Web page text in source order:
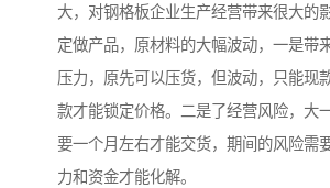
大，对钢格板企业生产经营带来很大的
定做产品，原材料的大幅波动，一是带
压力，原先可以压货，但波动，只能现
款才能锁定价格。二是了经营风险，大
要一个月左右才能交货，期间的风险需
力和资金才能化解。